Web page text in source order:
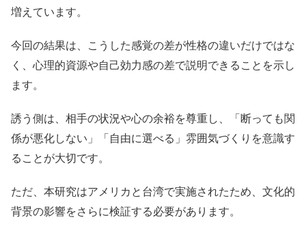
増えています。
今回の結果は、こうした感覚の差が性格の違いだけではな
く、心理的資源や自己効力感の差で説明できることを示し
ます。
誘う側は、相手の状況や心の余裕を尊重し、「断っても関
係が悪化しない」「自由に選べる」雰囲気づくりを意識す
ることが大切です。
ただ、本研究はアメリカと台湾で実施されたため、文化的
背景の影響をさらに検証する必要があります。